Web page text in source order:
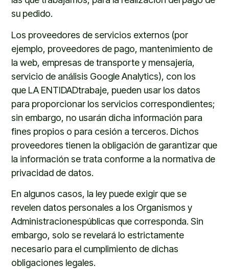
su pedido.
Los proveedores de servicios externos (por
ejemplo, proveedores de pago, mantenimiento de
la web, empresas de transporte y mensajería,
servicio de análisis Google Analytics), con los
que LA ENTIDADtrabaje, pueden usar los datos
para proporcionar los servicios correspondientes;
sin embargo, no usarán dicha información para
fines propios o para cesión a terceros. Dichos
proveedores tienen la obligación de garantizar que
la información se trata conforme a la normativa de
privacidad de datos.
En algunos casos, la ley puede exigir que se
revelen datos personales a los Organismos y
Administracionespúblicas que corresponda. Sin
embargo, solo se revelará lo estrictamente
necesario para el cumplimiento de dichas
obligaciones legales.